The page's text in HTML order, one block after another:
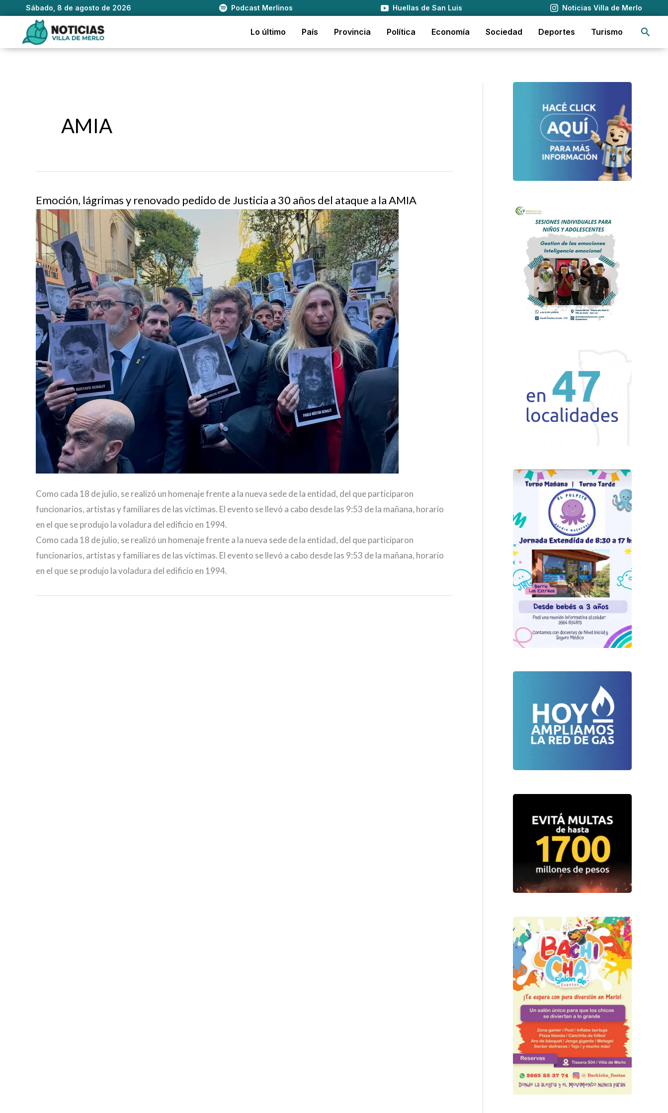
Sábado, 8 de agosto de 2026 Podcast Merlinos Huellas de San Luis Noticias Villa de Merlo
contenido
Lo último País Provincia Política Economía Sociedad Deportes Turismo
AMIA
Emoción, lágrimas y renovado pedido de Justicia a 30 años del ataque a la AMIA
Como cada 18 de julio, se realizó un homenaje frente a la nueva sede de la entidad, del que participaron
funcionarios, artistas y familiares de las víctimas. El evento se llevó a cabo desde las 9:53 de la mañana, horario
en el que se produjo la voladura del edificio en 1994.
Como cada 18 de julio, se realizó un homenaje frente a la nueva sede de la entidad, del que participaron
funcionarios, artistas y familiares de las víctimas. El evento se llevó a cabo desde las 9:53 de la mañana, horario
en el que se produjo la voladura del edificio en 1994.